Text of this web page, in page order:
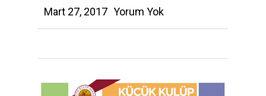
Mart 27, 2017 Yorum Yok